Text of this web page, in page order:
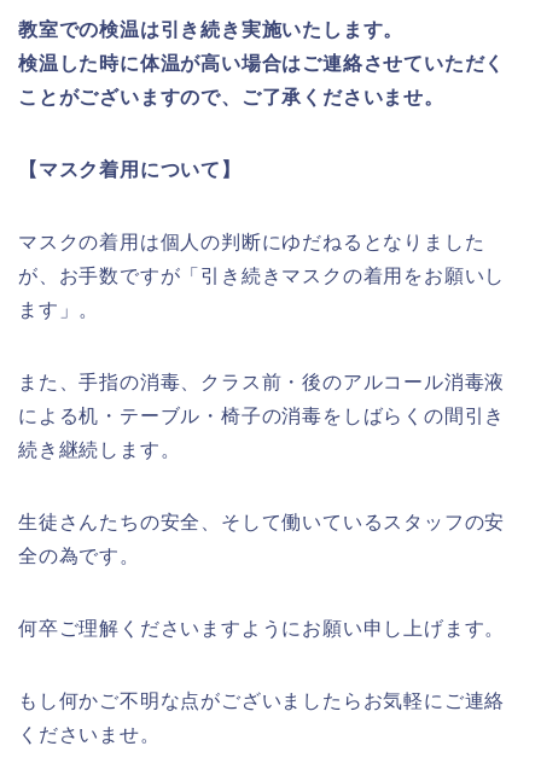
教室での検温は引き続き実施いたします。
検温した時に体温が高い場合はご連絡させていただく
ことがございますので、ご了承くださいませ。
【マスク着用について】
マスクの着用は個人の判断にゆだねるとなりました
が、お手数ですが「引き続きマスクの着用をお願いし
ます」。
また、手指の消毒、クラス前・後のアルコール消毒液
による机・テーブル・椅子の消毒をしばらくの間引き
続き継続します。
生徒さんたちの安全、そして働いているスタッフの安
全の為です。
何卒ご理解くださいますようにお願い申し上げます。
もし何かご不明な点がございましたらお気軽にご連絡
くださいませ。